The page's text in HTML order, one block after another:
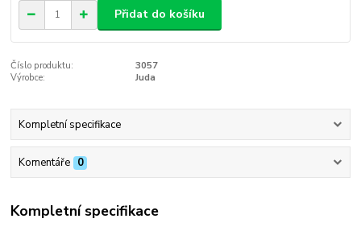
Přidat do košíku
Číslo produktu:
3057
Výrobce:
Juda
Kompletní specifikace
Komentáře 0
Kompletní specifikace